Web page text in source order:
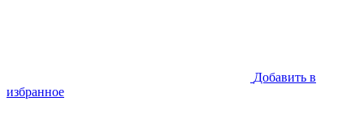
Добавить в
избранное